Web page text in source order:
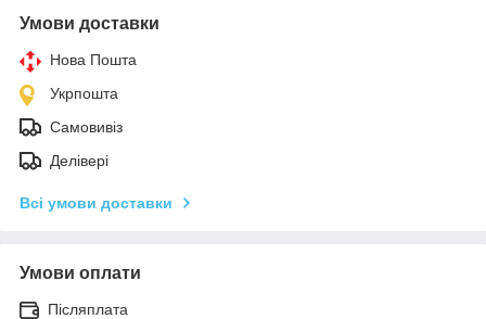
Умови доставки
Нова Пошта
Укрпошта
Самовивіз
Делівері
Всі умови доставки
Умови оплати
Післяплата